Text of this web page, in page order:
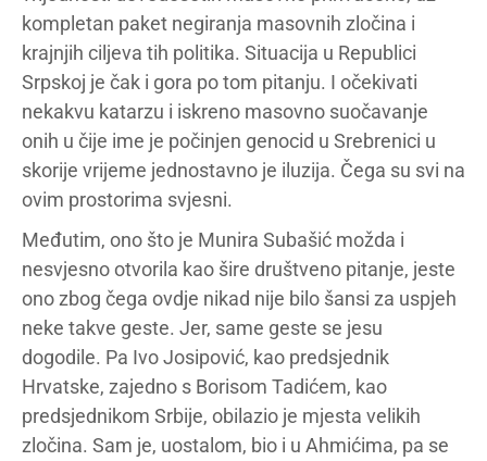
kompletan paket negiranja masovnih zločina i
krajnjih ciljeva tih politika. Situacija u Republici
Srpskoj je čak i gora po tom pitanju. I očekivati
nekakvu katarzu i iskreno masovno suočavanje
onih u čije ime je počinjen genocid u Srebrenici u
skorije vrijeme jednostavno je iluzija. Čega su svi na
ovim prostorima svjesni.
Međutim, ono što je Munira Subašić možda i
nesvjesno otvorila kao šire društveno pitanje, jeste
ono zbog čega ovdje nikad nije bilo šansi za uspjeh
neke takve geste. Jer, same geste se jesu
dogodile. Pa Ivo Josipović, kao predsjednik
Hrvatske, zajedno s Borisom Tadićem, kao
predsjednikom Srbije, obilazio je mjesta velikih
zločina. Sam je, uostalom, bio i u Ahmićima, pa se